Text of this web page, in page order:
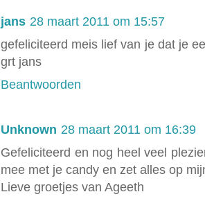
jans 28 maart 2011 om 15:57
gefeliciteerd meis lief van je dat je
grt jans
Beantwoorden
Unknown 28 maart 2011 om 16:39
Gefeliciteerd en nog heel veel
mee met je candy en zet alles op
Lieve groetjes van Ageeth